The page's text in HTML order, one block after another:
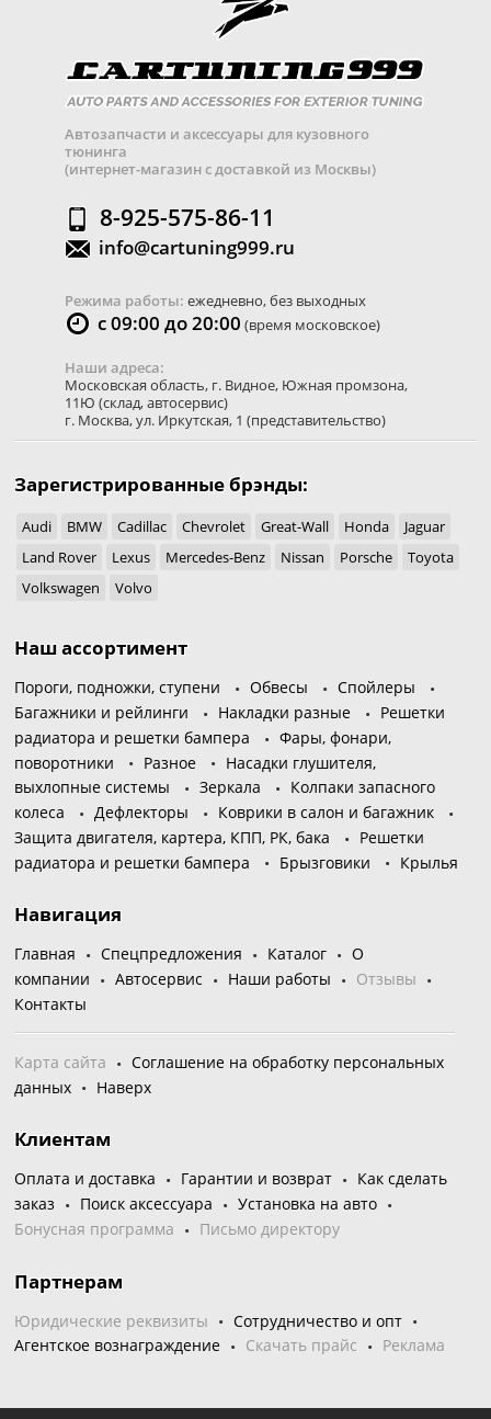
Автозапчасти и аксессуары для кузовного
тюнинга
(интернет-магазин с доставкой из Москвы)
8-925-575-86-11
info@cartuning999.ru
Режима работы: ежедневно, без выходных
с 09:00 до 20:00 (время московское)
Наши адреса:
Московская область, г. Видное, Южная промзона,
11Ю (склад, автосервис)
г. Москва,ул. Иркутская, 1 (представительство)
Зарегистрированные брэнды:
Audi BMW Cadillac Chevrolet Great-Wall Honda
Jaguar
Land Rover
Lexus Mercedes-Benz Nissan Porsche
Toyota
Volkswagen
Volvo
Наш ассортимент
Пороги, подножки, ступени Обвесы
Спойлеры
Багажники и рейлинги
Накладки разные
Решетки
радиатора и решетки бампера
Фары, фонари,
поворотники
Разное
Насадки глушителя,
выхлопные системы
Зеркала
Колпаки запасного
колеса
Дефлекторы
Коврики в салон и багажник
Защита двигателя, картера, КПП, РК, бака
Решетки
радиатора и решетки бампера
Брызговики Крылья
Навигация
Главная Спецпредложения Каталог
О
компании
Автосервис Наши работы
Отзывы
Контакты
Карта сайта
Соглашение на обработку персональных
данных
Наверх
Клиентам
Оплата и доставка Гарантии и возврат
Как сделать
заказ
Поиск аксессуара
Установка на авто
Бонусная программа
Письмо директору
Партнерам
Юридические реквизиты
Сотрудничество и опт
Агентское вознаграждение
Скачать прайс Реклама